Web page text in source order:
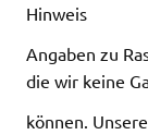
Hinweis
Angaben zu
die wir keine
können.